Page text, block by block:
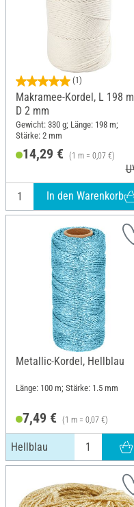
(1)
Makramee-Kordel, L 198
D 2 mm
Gewicht: 330 g; Länge: 198 m;
Stärke: 2 mm
14,29 € (1 m = 0,07 €)
In den Warenkorb
Metallic-Kordel, Hellblau
Länge: 100 m; Stärke: 1.5 mm
7,49 € (1 m = 0,07 €)
Hellblau